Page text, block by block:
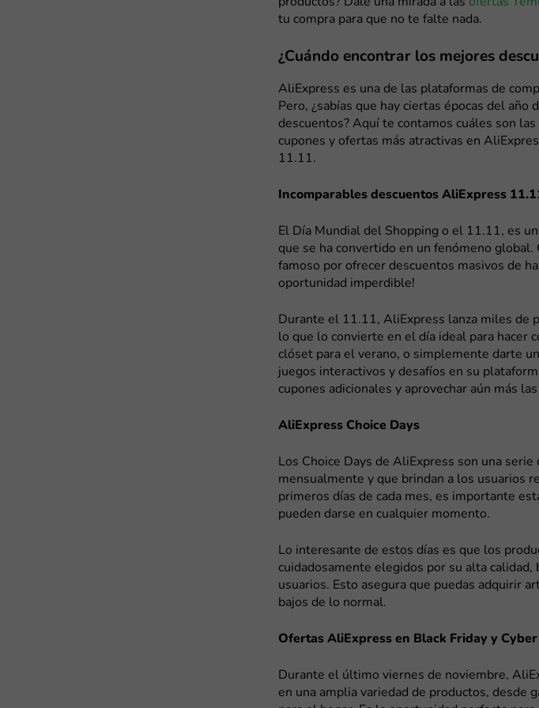
tu compra para que no te falte nada.
¿Cuándo encontrar los mejores
AliExpress es una de las plataformas de
Pero, ¿sabías que hay ciertas épocas del
descuentos? Aquí te contamos cuáles son
cupones y ofertas más atractivas en
11.11.
Incomparables descuentos AliExpress
El Día Mundial del Shopping o el 11.11, es
que se ha convertido en un fenómeno
famoso por ofrecer descuentos masivos de
oportunidad imperdible!
Durante el 11.11, AliExpress lanza miles de
lo que lo convierte en el día ideal para hacer
clóset para el verano, o simplemente darte
juegos interactivos y desafíos en su
cupones adicionales y aprovechar aún más
AliExpress Choice Days
Los Choice Days de AliExpress son una
mensualmente y que brindan a los usuarios
primeros días de cada mes, es importante
pueden darse en cualquier momento.
Lo interesante de estos días es que los
cuidadosamente elegidos por su alta
usuarios. Esto asegura que puedas adquirir
bajos de lo normal.
Ofertas AliExpress en Black Friday y
Durante el último viernes de noviembre,
en una amplia variedad de productos, desde